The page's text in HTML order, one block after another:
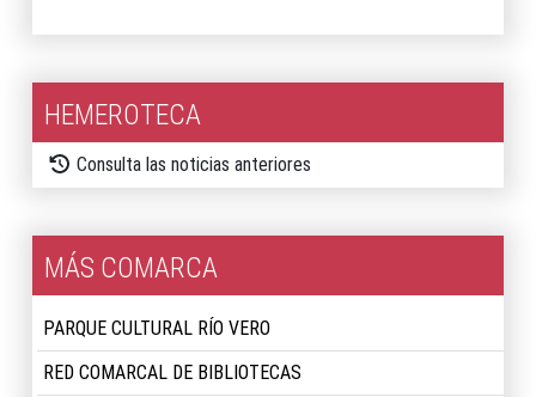
HEMEROTECA
Consulta las noticias anteriores
MÁS COMARCA
PARQUE CULTURAL RÍO VERO
RED COMARCAL DE BIBLIOTECAS